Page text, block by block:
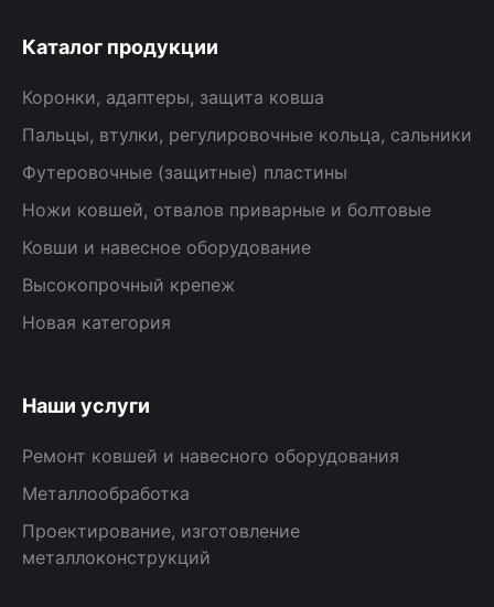
Каталог продукции
Коронки, адаптеры, защита ковша
Пальцы, втулки, регулировочные кольца, сальники
Футеровочные (защитные) пластины
Ножи ковшей, отвалов приварные и болтовые
Ковши и навесное оборудование
Высокопрочный крепеж
Новая категория
Наши услуги
Ремонт ковшей и навесного оборудования
Металлообработка
Проектирование, изготовление
металлоконструкций